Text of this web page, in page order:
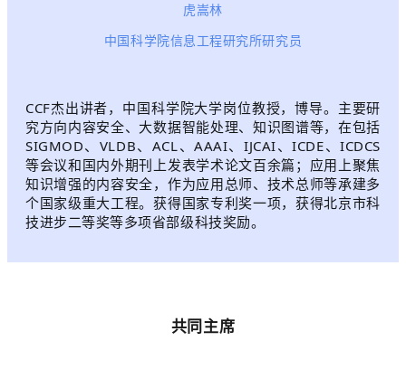
虎嵩林
中国科学院信息工程研究所研究员
CCF杰出讲者，中国科学院大学岗位教授，博导。主要研
究方向内容安全、大数据智能处理、知识图谱等，在包括
SIGMOD、VLDB、ACL、AAAI、IJCAI、ICDE、ICDCS
等会议和国内外期刊上发表学术论文百余篇；应用上聚焦
知识增强的内容安全，作为应用总师、技术总师等承建多
个国家级重大工程。获得国家专利奖一项，获得北京市科
技进步二等奖等多项省部级科技奖励。
共同主席